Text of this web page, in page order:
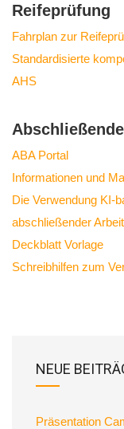
Reifeprüfung
Fahrplan zur
Standardisierte
AHS
ABA Portal
Informationen und
Die Verwendung KI-
abschließender
Deckblatt Vorlage
Schreibhilfen zum
NEUE
Präsentation